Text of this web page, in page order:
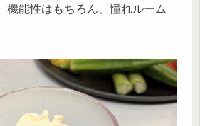
機能性はもちろん、憧れルーム